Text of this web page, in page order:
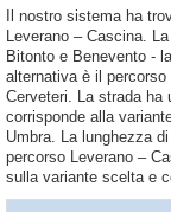
Il nostro sistema ha
Leverano – Cascina.
Bitonto e Benevento -
alternativa è il
Cerveteri. La strada ha
corrisponde alla
Umbra. La lunghezza
percorso Leverano –
sulla variante scelta e